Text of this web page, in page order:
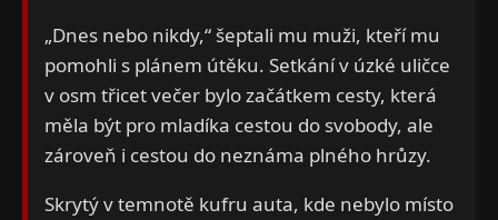
„Dnes nebo nikdy,“ šeptali mu muži, kteří mu
pomohli s plánem útěku. Setkání v úzké uličce
v osm třicet večer bylo začátkem cesty, která
měla být pro mladíka cestou do svobody, ale
zároveň i cestou do neznáma plného hrůzy.
Skrytý v temnotě kufru auta, kde nebylo místo